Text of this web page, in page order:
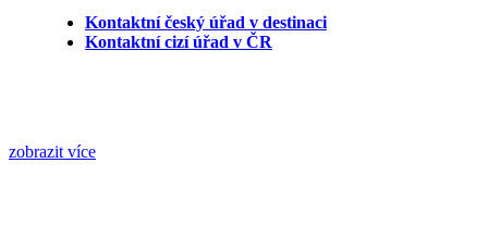
Kontaktní český úřad v destinaci
Kontaktní cizí úřad v ČR
zobrazit více